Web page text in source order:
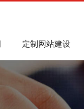
定制网站建设